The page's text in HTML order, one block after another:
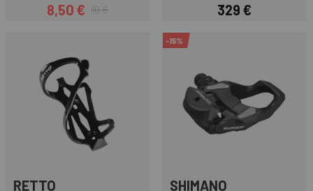
Precio
8,50 €Precio regular
10 €
Precio
329 €
RETTO
-15%
SHIMANO